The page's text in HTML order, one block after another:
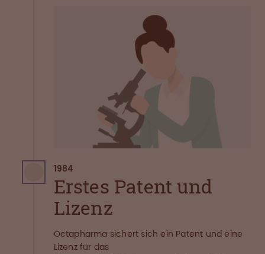
1984
Erstes Patent und
Lizenz
Octapharma sichert sich ein Patent und eine
Lizenz für das